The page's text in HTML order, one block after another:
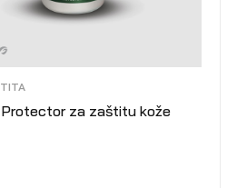
za zaštitu kože